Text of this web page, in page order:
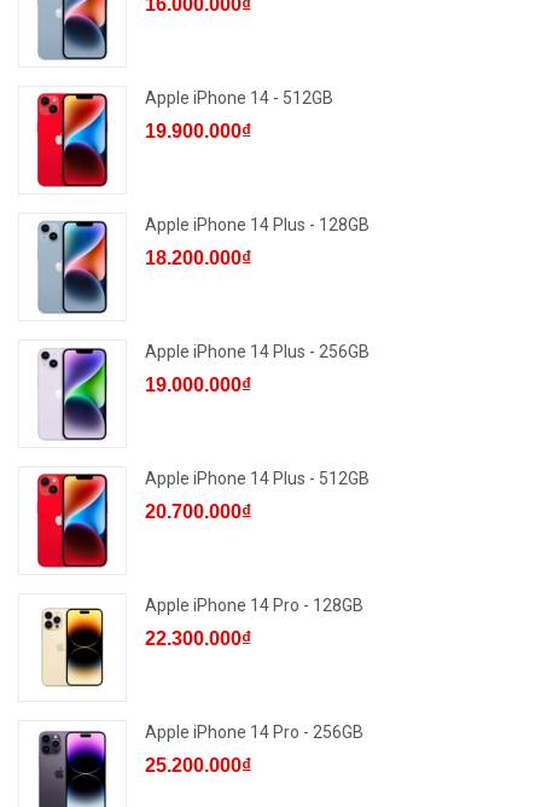
16.000.000₫
Apple iPhone 14 - 512GB
19.900.000₫
Apple iPhone 14 Plus - 128GB
18.200.000₫
Apple iPhone 14 Plus - 256GB
19.000.000₫
Apple iPhone 14 Plus - 512GB
20.700.000₫
Apple iPhone 14 Pro - 128GB
22.300.000₫
Apple iPhone 14 Pro - 256GB
25.200.000₫